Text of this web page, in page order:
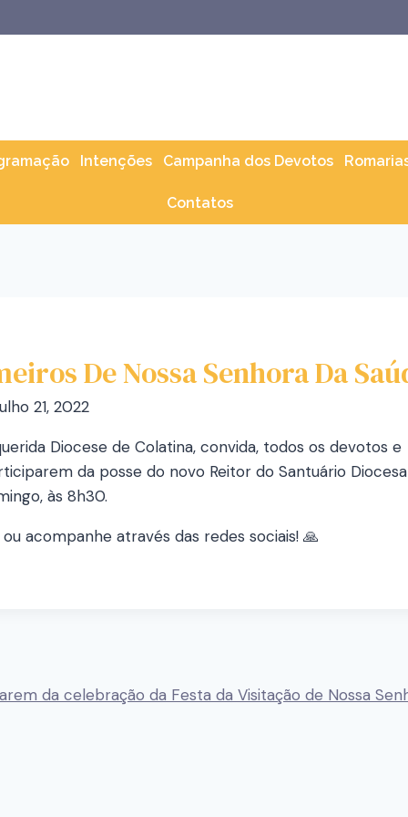
Intenções Campanha dos Devotos
Contatos
De Nossa Senhora Da
21, 2022
Diocese de Colatina, convida, todos os devotos e
da posse do novo Reitor do Santuário
às 8h30.
acompanhe através das redes sociais! 🙏
da celebração da Festa da Visitação de Nossa